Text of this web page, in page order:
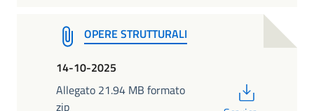
OPERE STRUTTURALI
14-10-2025
Allegato 21.94 MB formato
zip